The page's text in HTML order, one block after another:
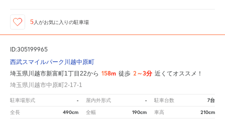
5人がお気に入りの駐車場
ID:305199965
西武スマイルパーク川越中原町
埼玉県川越市新富町1丁目22から 158m 徒歩 2～3分 近くてオススメ！
埼玉県川越市中原町2-17-1
駐車場形式 - 屋内外形式 - 駐車台数 7台
全長 490cm 全幅 190cm 車高 210cm